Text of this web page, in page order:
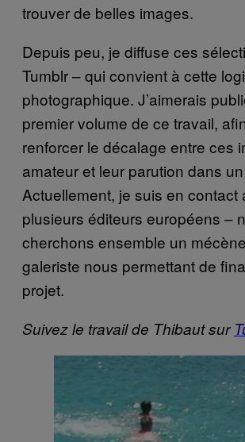
trouver de belles images.
Depuis peu, je diffuse ces
Tumblr – qui convient à cette
photographique. J’aimerais
premier volume de ce travail,
renforcer le décalage entre ces
amateur et leur parution dans
Actuellement, je suis en contact
plusieurs éditeurs européens –
cherchons ensemble un
galeriste nous permettant de
projet.
Suivez le travail de Thibaut sur